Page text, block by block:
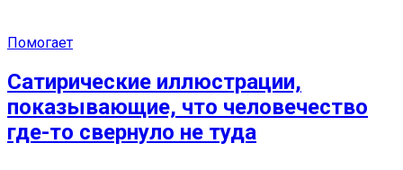
Помогает
Сатирические иллюстрации,
показывающие, что человечество
где-то свернуло не туда